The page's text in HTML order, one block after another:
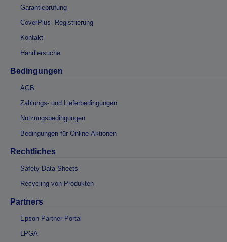
Garantieprüfung
CoverPlus- Registrierung
Kontakt
Händlersuche
Bedingungen
AGB
Zahlungs- und Lieferbedingungen
Nutzungsbedingungen
Bedingungen für Online-Aktionen
Rechtliches
Safety Data Sheets
Recycling von Produkten
Partners
Epson Partner Portal
LPGA